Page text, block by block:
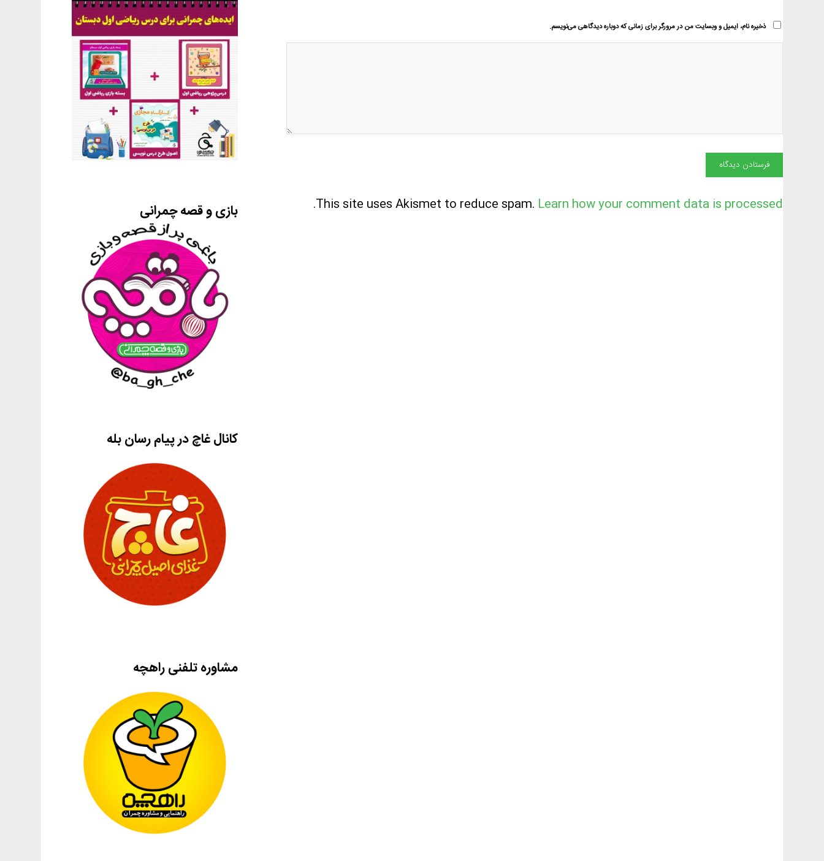
ذخیره نام، ایمیل و وبسایت من در مرورگر برای زمانی که دوباره دیدگاهی می‌نویسم.
This site uses Akismet to reduce spam. Learn how your comment data is processed
. بازی و قصه چمرانی
کانال غاچ در پیام رسان بله
مشاوره تلفنی راهچه